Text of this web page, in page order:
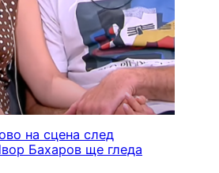
на сцена след
Бахаров ще гледа